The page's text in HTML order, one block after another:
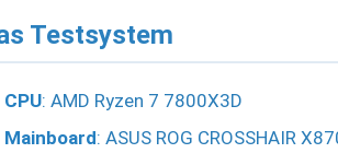
Testsystem
CPU: AMD Ryzen 7 7800X3D
Mainboard: ASUS ROG CROSSHAIR